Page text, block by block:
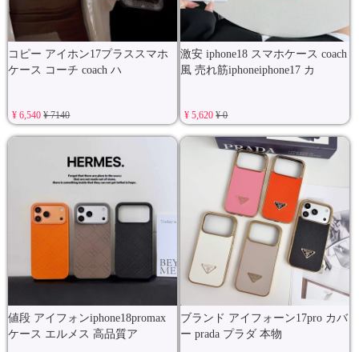
コピー アイホン17プラススマホ
ケース コーチ coach ハ
¥ 6,540¥ 7140
激安 iphone18 スマホケース coach
風 売れ筋iphoneiphone17 カ
¥ 5,620¥ 0
値段 アイフォンiphone18promax
ケース エルメス 高品質ア
ブランド アイフォーン17pro カバ
ー prada プラダ 本物